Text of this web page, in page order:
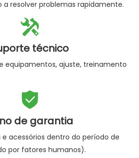
resolver problemas rapidamente.

técnico
equipamentos, ajuste, treinamento

de garantia
acessórios dentro do período de
por fatores humanos).